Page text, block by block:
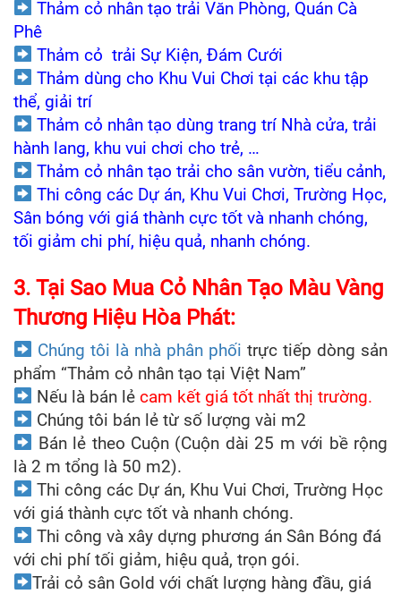
Thảm cỏ nhân tạo trải Văn Phòng, Quán Cà
Phê
Thảm cỏ trải Sự Kiện, Đám Cưới
Thảm dùng cho Khu Vui Chơi tại các khu tập
thể, giải trí
Thảm cỏ nhân tạo dùng trang trí Nhà cửa, trải
hành lang, khu vui chơi cho trẻ, …
Thảm cỏ nhân tạo trải cho sân vườn, tiểu cảnh,
Thi công các Dự án, Khu Vui Chơi, Trường Học,
Sân bóng với giá thành cực tốt và nhanh chóng,
tối giảm chi phí, hiệu quả, nhanh chóng.
3. Tại Sao Mua Cỏ Nhân Tạo Màu Vàng
Thương Hiệu Hòa Phát:
Chúng tôi là nhà phân phối trực tiếp dòng sản
phẩm “Thảm cỏ nhân tạo tại Việt Nam”
Nếu là bán lẻcam kết giá tốt nhất thị trường.
Chúng tôi bán lẻ từ số lượng vài m2
Bán lẻ theo Cuộn (Cuộn dài 25 m với bề rộng
là 2 m tổng là 50 m2).
Thi công các Dự án, Khu Vui Chơi, Trường Học
với giá thành cực tốt và nhanh chóng.
Thi công và xây dựng phương án Sân Bóng đá
với chi phí tối giảm, hiệu quả, trọn gói.
Trải cỏ sân Gold với chất lượng hàng đầu, giá